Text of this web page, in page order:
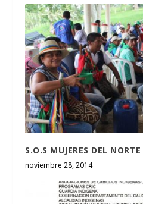
S.O.S MUJERES DEL
noviembre 28, 2014